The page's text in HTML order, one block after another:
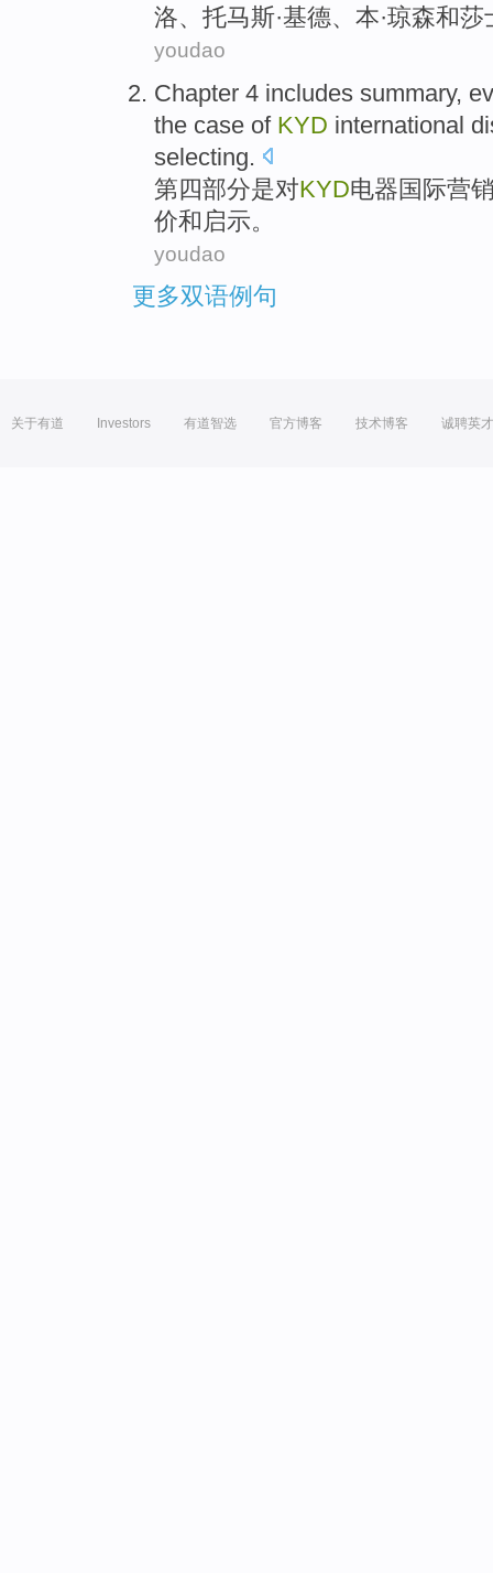
洛、托马斯·基德、本·琼森和莎
youdao
Chapter 4 includes summary,
the case of KYD international
selecting.
第四部分是对KYD电器国际营
价和 启示。
youdao
更多双语例句
关于有道 Investors 有道智选 官方博客 技术博客 诚聘英才